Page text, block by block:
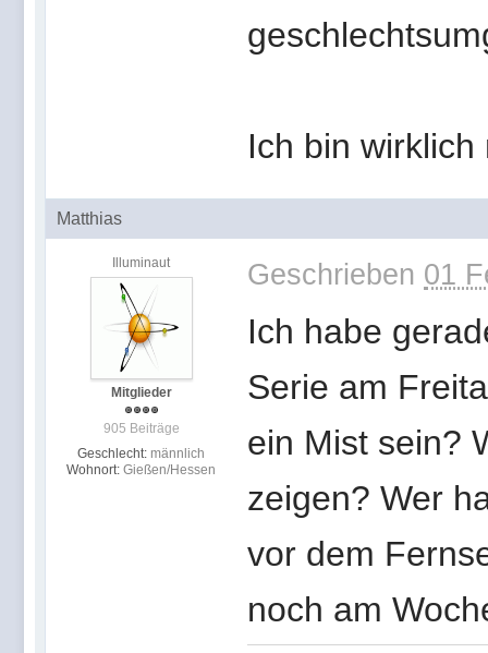
Ich bin
Matthias
Illuminaut
Mitglieder
905 Beiträge
Geschlecht: männlich
Wohnort: Gießen/Hessen
Geschrieben 01
Ich habe
Serie am
ein Mist sein?
zeigen? Wer
vor dem
noch am